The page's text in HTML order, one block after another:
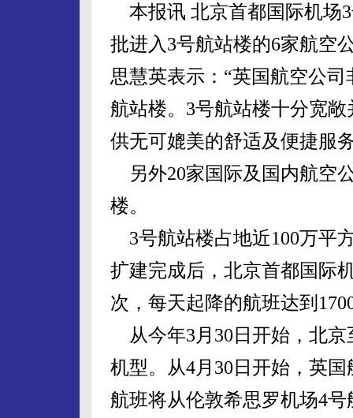
本报讯 北京首都国际机场
批进入3号航站楼的6家航空
思慧英表示：“英国航空公
航站楼。3号航站楼十分宽
供无可媲美的舒适及便捷服
另外20家国际及国内航空
楼。
3号航站楼占地近100万平
扩建完成后，北京首都国际
次，每天起降的航班达到
从今年3月30日开始，北京
机型。从4月30日开始，英
航班将从伦敦希思罗机场4